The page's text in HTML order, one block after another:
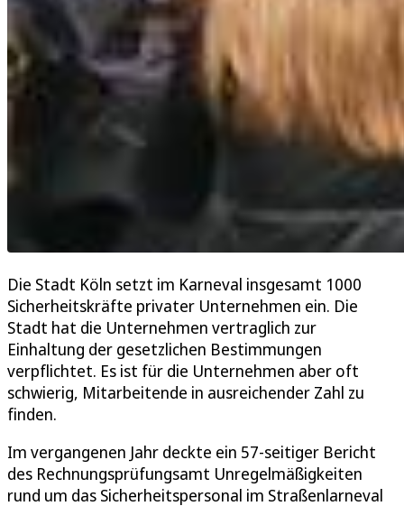
Die Stadt Köln setzt im Karneval insgesamt 1000
Sicherheitskräfte privater Unternehmen ein. Die
Stadt hat die Unternehmen vertraglich zur
Einhaltung der gesetzlichen Bestimmungen
verpflichtet. Es ist für die Unternehmen aber oft
schwierig, Mitarbeitende in ausreichender Zahl zu
finden.
Im vergangenen Jahr deckte ein 57-seitiger Bericht
des Rechnungsprüfungsamt Unregelmäßigkeiten
rund um das Sicherheitspersonal im Straßenlarneval